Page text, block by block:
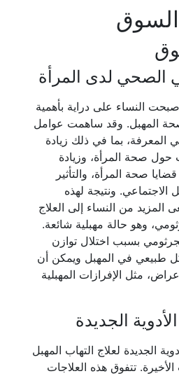
السوق
الصحي لدى المرأة
النساء على دراية بأهمية
المهبل. وقد ساهمت عوامل
المعرفة، بما في ذلك زيادة
حول صحة المرأة، وزيادة
صحة المرأة، والتأثير
الاجتماعي. ونتيجة لهذه
المزيد من النساء إلى العلاج
وهو حالة مهبلية شائعة.
بسبب اختلال توازن
طبيعي في المهبل ويمكن أن
مثل الإفرازات المهبلية
الجديدة
الجديدة لعلاج التهاب المهبل
تتفوق هذه العلاجات